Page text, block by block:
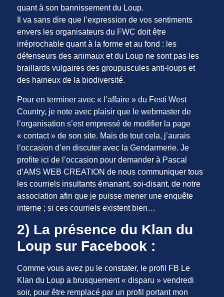
quant à son bannissement du Loup.
Il va sans dire que l’expression de vos sentiments
envers les organisateurs du FWC doit être
irréprochable quant à la forme et au fond : les
défenseurs des animaux et du Loup ne sont pas les
braillards vulgaires des groupuscules anti-loups et
des haineux de la biodiversité.
Pour en terminer avec « l’affaire » du Festi West
Country, je note avec plaisir que le webmaster de
l’organisation s’est empressé de modifier la page
« contact » de son site. Mais de tout cela, j’aurais
l’occasion d’en discuter avec la Gendarmerie. Je
profite ici de l’occasion pour demander à Pascal
d’AMS WEB CREATION de nous communiquer tous
les courriels insultants émanant, soi-disant, de notre
association afin que je puisse mener une enquête
interne ; si ces courriels existent bien…
2) La présence du Klan du
Loup sur Facebook :
Comme vous avez pu le constater, le profil FB Le
Klan du Loup a brusquement « disparu » vendredi
soir, pour être remplacé par un profil portant mon